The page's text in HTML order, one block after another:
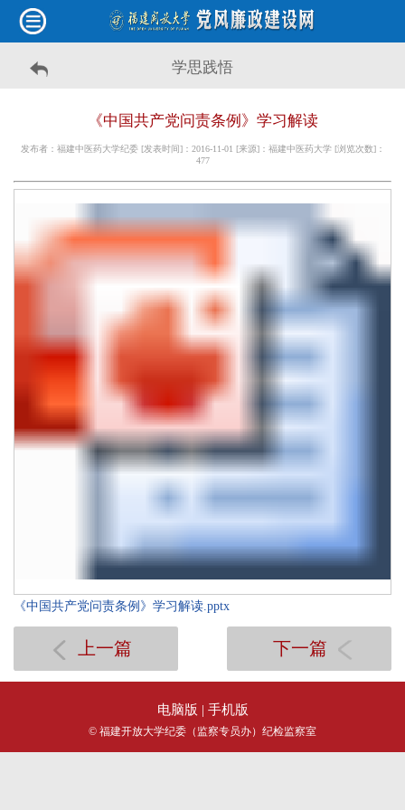
学思践悟
《中国共产党问责条例》学习解读
发布者：福建中医药大学纪委 [发表时间]：2016-11-01 [来源]：福建中医药大学 [浏览次数]：
477
《中国共产党问责条例》学习解读.pptx
上一篇 下一篇
电脑版 | 手机版
© 福建开放大学纪委（监察专员办）纪检监察室